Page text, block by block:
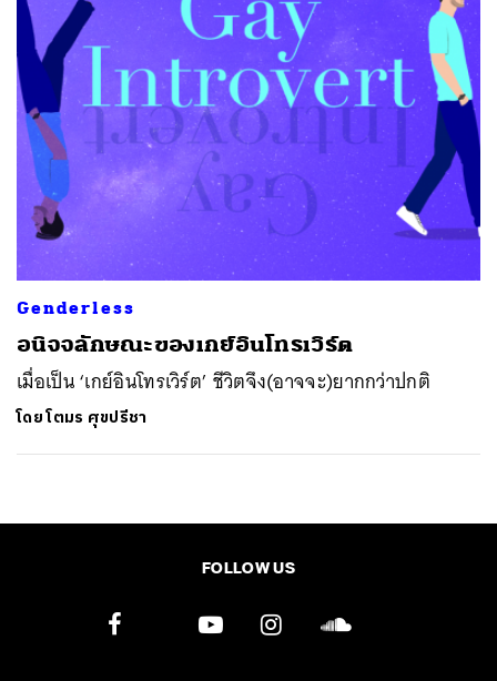
Genderless
อนิจจลักษณะของเกย์อินโทรเวิร์ต
เมื่อเป็น ‘เกย์อินโทรเวิร์ต’ ชีวิตจึง(อาจจะ)ยากกว่าปกติ
โดยโตมร ศุขปรีชา
FOLLOW US
ค้นหา
SHARE TWEET LINE EMAIL